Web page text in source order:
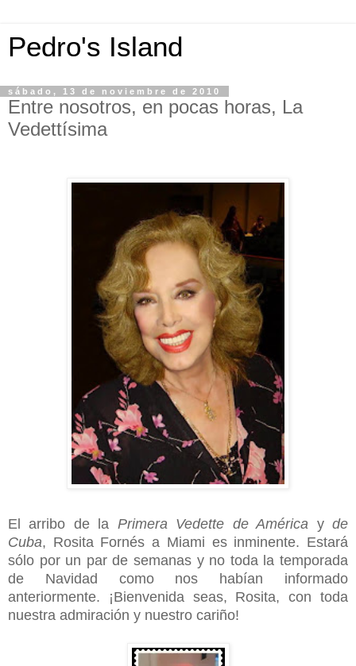
Pedro's Island
sábado, 13 de noviembre de 2010
Entre nosotros, en pocas horas, La
Vedettísima
El arribo de la Primera Vedette de América yde
Cuba, Rosita Fornés a Miami es inminente. Estará
sólo por un par de semanas y no toda la temporada
de Navidad como nos habían informado
anteriormente. ¡Bienvenida seas, Rosita, con toda
nuestra admiración y nuestro cariño!